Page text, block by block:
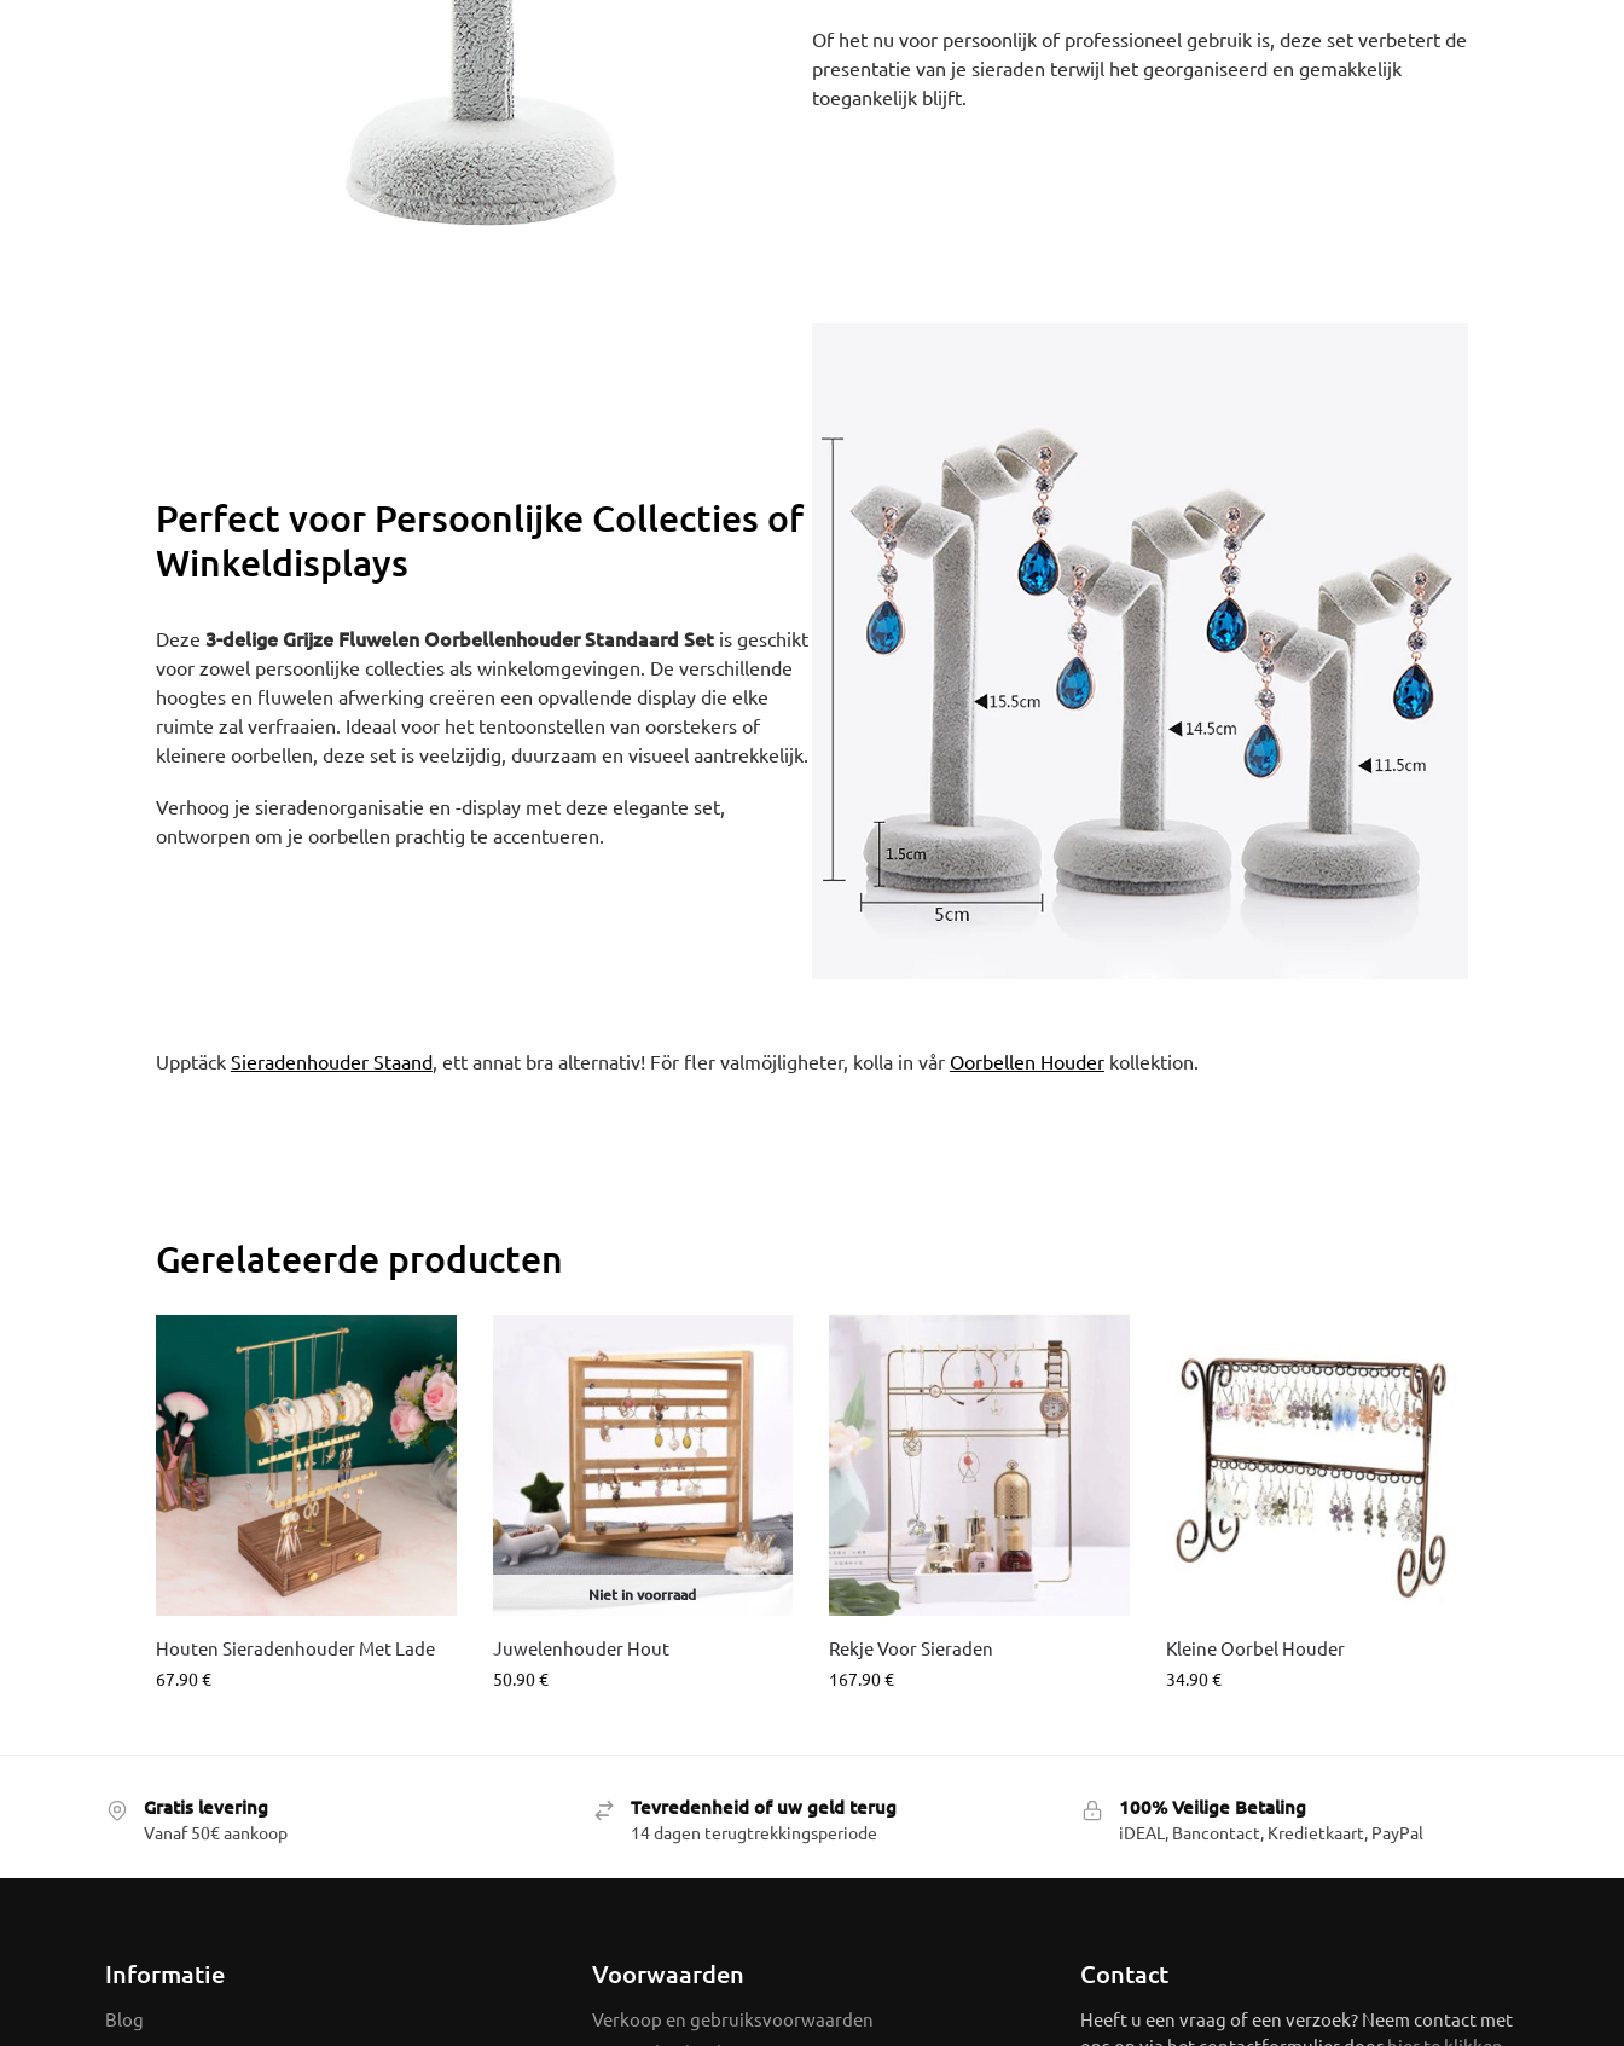
Of het nu voor persoonlijk of professioneel gebruik is, deze set verbetert de
presentatie van je sieraden terwijl het georganiseerd en gemakkelijk
toegankelijk blijft.
Perfect voor Persoonlijke Collecties of
Winkeldisplays
Deze 3-delige Grijze Fluwelen Oorbellenhouder Standaard Setis geschikt
voor zowel persoonlijke collecties als winkelomgevingen. De verschillende
hoogtes en fluwelen afwerking creëren een opvallende display die elke
ruimte zal verfraaien. Ideaal voor het tentoonstellen van oorstekers of
kleinere oorbellen, deze set is veelzijdig, duurzaam en visueel aantrekkelijk.
Verhoog je sieradenorganisatie en -display met deze elegante set,
ontworpen om je oorbellen prachtig te accentueren.
Upptäck Sieradenhouder Staand, ett annat bra alternativ! För fler valmöjligheter, kolla in vår Oorbellen Houderkollektion.
Gerelateerde producten
Houten Sieradenhouder Met Lade
67.90€
Niet in voorraad
Juwelenhouder Hout
50.90€
Rekje Voor Sieraden
167.90€
Kleine Oorbel Houder
34.90€
Gratis levering
Vanaf 50€ aankoop
Tevredenheid of uw geld terug
14 dagen terugtrekkingsperiode
100% Veilige Betaling
iDEAL, Bancontact, Kredietkaart, PayPal
Informatie
Blog
Voorwaarden
Verkoop en gebruiksvoorwaarden
Contact
Heeft u een vraag of een verzoek? Neem contact met